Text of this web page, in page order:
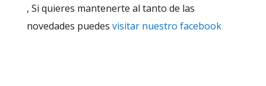
, Si quieres mantenerte al tanto de las
novedades puedes visitar nuestro facebook